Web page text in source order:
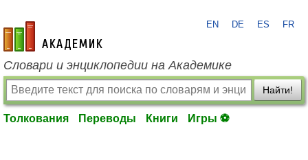
academic.ru
EN DE ES FR
Словари и энциклопедии на Академике
Найти!
Толкования Переводы Книги Игры ⚽